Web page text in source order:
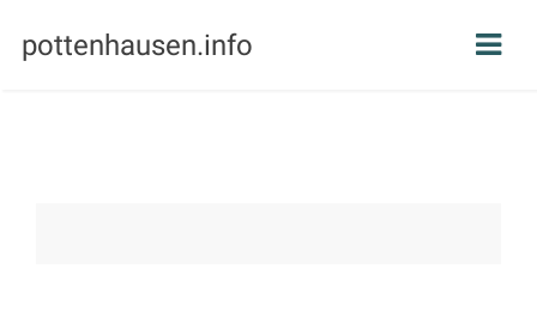
pottenhausen.info